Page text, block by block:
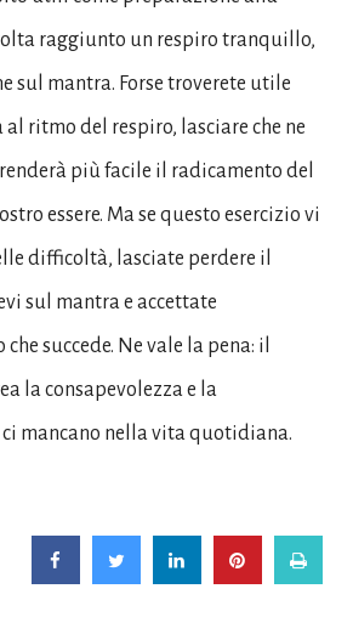
raggiunto un respiro tranquillo,
sul mantra. Forse troverete utile
ritmo del respiro, lasciare che ne
più facile il radicamento del
essere. Ma se questo esercizio vi
difficoltà, lasciate perdere il
sul mantra e accettate
succede. Ne vale la pena: il
la consapevolezza e la
ci mancano nella vita quotidiana.